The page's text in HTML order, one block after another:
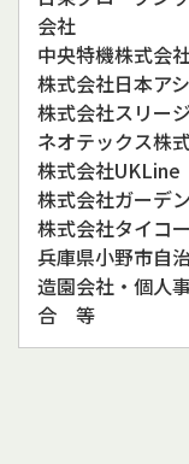
会社
中央特機株式会
株式会社日本ア
株式会社スリー
ネオテックス株
株式会社UKLine
株式会社ガーデ
株式会社タイコ
兵庫県小野市自
造園会社・個人
合 等